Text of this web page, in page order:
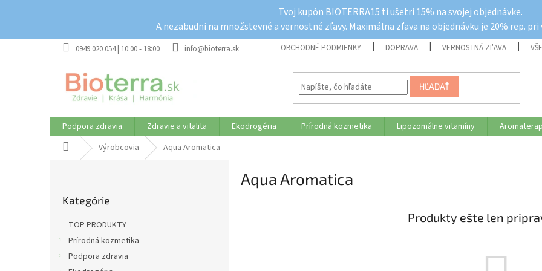
Tvoj kupón BIOTERRA15 ti ušetri 15% na svojej objednávke.
A nezabudni na množstevné a vernostné zľavy. Maximálna zľava na objednávku je 20% rep. pri
0949 020 054 | 10:00 - 18:00 info@bioterra.sk OBCHODNÉ PODMIENKY DOPRAVA VERNOSTNÁ ZĽAVA
HĽADAŤ
Podpora zdravia Zdravie a vitalita Ekodrogéria Prírodná kozmetika Lipozomálne vitamíny
DomovVýrobcovia Aqua Aromatica
kategórie
Kategórie
TOP PRODUKTY
Prírodná kozmetika
Podpora zdravia
Aqua Aromatica
Produkty ešte len